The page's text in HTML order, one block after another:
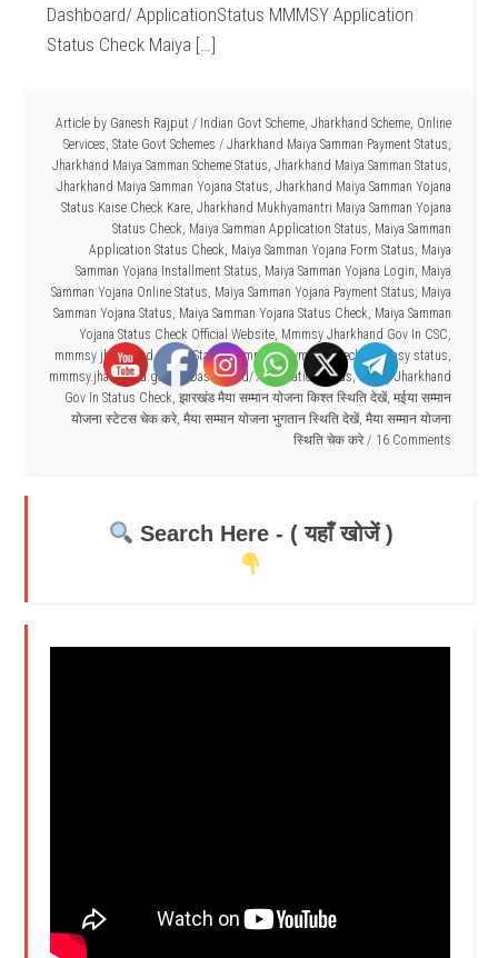
Dashboard/ ApplicationStatus MMMSY Application
Status Check Maiya […]
Article by Ganesh Rajput / Indian Govt Scheme, Jharkhand Scheme, Online
Services, State Govt Schemes / Jharkhand Maiya Samman Payment Status,
Jharkhand Maiya Samman Scheme Status, Jharkhand Maiya Samman Status,
Jharkhand Maiya Samman Yojana Status, Jharkhand Maiya Samman Yojana
Status Kaise Check Kare, Jharkhand Mukhyamantri Maiya Samman Yojana
Status Check, Maiya Samman Application Status, Maiya Samman
Application Status Check, Maiya Samman Yojana Form Status, Maiya
Samman Yojana Installment Status, Maiya Samman Yojana Login, Maiya
Samman Yojana Online Status, Maiya Samman Yojana Payment Status, Maiya
Samman Yojana Status, Maiya Samman Yojana Status Check, Maiya Samman
Yojana Status Check Official Website, Mmmsy Jharkhand Gov In CSC,
mmmsy jharkhand gov in Status,mmmsy payment Check mmmsy status,
mmmsy.jharkhand.gov.in/ Dashboard/ ApplicationStatus,Mmsy Jharkhand
Gov In Status Check, झारखंड मैया सम्मान योजना किश्त स्थिति देखें, मईया सम्मान
योजना स्टेटस चेक करे, मैया सम्मान योजना भुगतान स्थिति देखें, मैया सम्मान योजना
स्थिति चेक करे
16 Comments
Search Here - ( यहाँ खोजें )